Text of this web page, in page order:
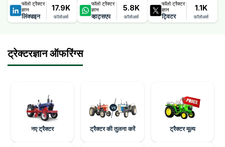
फॉलो ट्रैक्टर
ज्ञान
लिंक्डइन
17.9K
फ़ॉलोअर्स
फॉलो ट्रैक्टर
ज्ञान
व्हाट्सएप
5.8K
फ़ॉलोअर्स
फॉलो ट्रैक्टर
ज्ञान
ट्विटर
1.1K
फ़ॉलोअर्स
ट्रेक्टरज्ञान ऑफरिंग्स
नए ट्रैक्टर ट्रैक्टर की तुलना करें ट्रैक्टर मूल्य